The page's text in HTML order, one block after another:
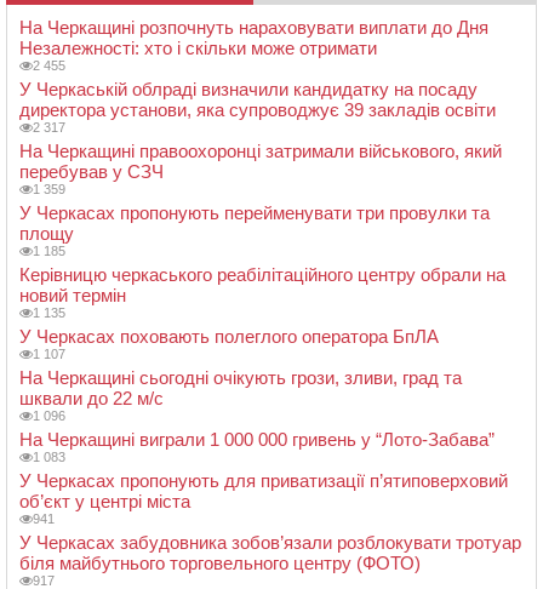
На Черкащині розпочнуть нараховувати виплати до Дня
Незалежності: хто і скільки може отримати
2 455
У Черкаській облраді визначили кандидатку на посаду
директора установи, яка супроводжує 39 закладів освіти
2 317
На Черкащині правоохоронці затримали військового, який
перебував у СЗЧ
1 359
У Черкасах пропонують перейменувати три провулки та
площу
1 185
Керівницю черкаського реабілітаційного центру обрали на
новий термін
1 135
У Черкасах поховають полеглого оператора БпЛА
1 107
На Черкащині сьогодні очікують грози, зливи, град та
шквали до 22 м/с
1 096
На Черкащині виграли 1 000 000 гривень у “Лото-Забава”
1 083
У Черкасах пропонують для приватизації п’ятиповерховий
об’єкт у центрі міста
941
У Черкасах забудовника зобов’язали розблокувати тротуар
біля майбутнього торговельного центру (ФОТО)
917